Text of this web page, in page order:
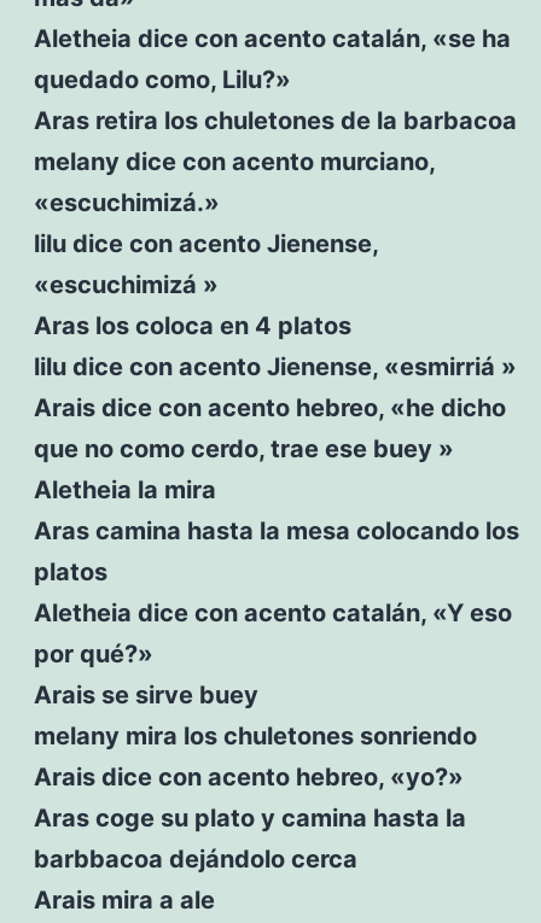
Aletheia dice con acento catalán, «se ha
quedado como, Lilu?»
Aras retira los chuletones de la barbacoa
melany dice con acento murciano,
«escuchimizá.»
lilu dice con acento Jienense,
«escuchimizá »
Aras los coloca en 4 platos
lilu dice con acento Jienense, «esmirriá »
Arais dice con acento hebreo, «he dicho
que no como cerdo, trae ese buey »
Aletheia la mira
Aras camina hasta la mesa colocando los
platos
Aletheia dice con acento catalán, «Y eso
por qué?»
Arais se sirve buey
melany mira los chuletones sonriendo
Arais dice con acento hebreo, «yo?»
Aras coge su plato y camina hasta la
barbbacoa dejándolo cerca
Arais mira a ale